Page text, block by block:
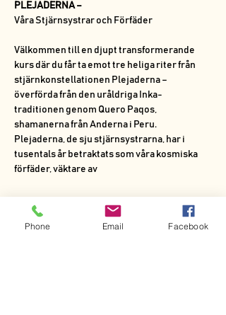
PLEJADERNA –
Våra Stjärnsystrar och Förfäder
Välkommen till en djupt transformerande
kurs där du får ta emot tre heliga riter från
stjärnkonstellationen Plejaderna –
överförda från den uråldriga Inka-
traditionen genom Quero Paqos,
shamanerna från Anderna i Peru.
Plejaderna, de sju stjärnsystrarna, har i
tusentals år betraktats som våra kosmiska
förfäder, väktare av
Visa mer
Phone Email Facebook